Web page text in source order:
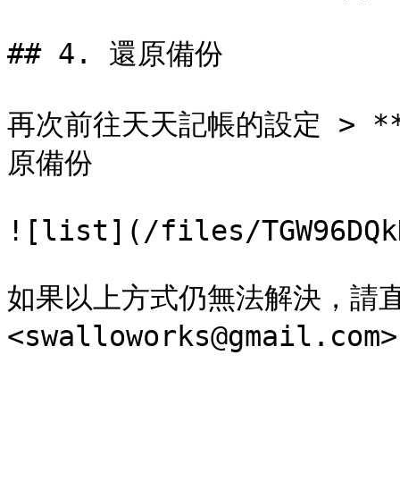
## 4. 還原備份
再次前往天天記帳的設定 >
原備份
![list](/files/
如果以上方式仍無法解決，請